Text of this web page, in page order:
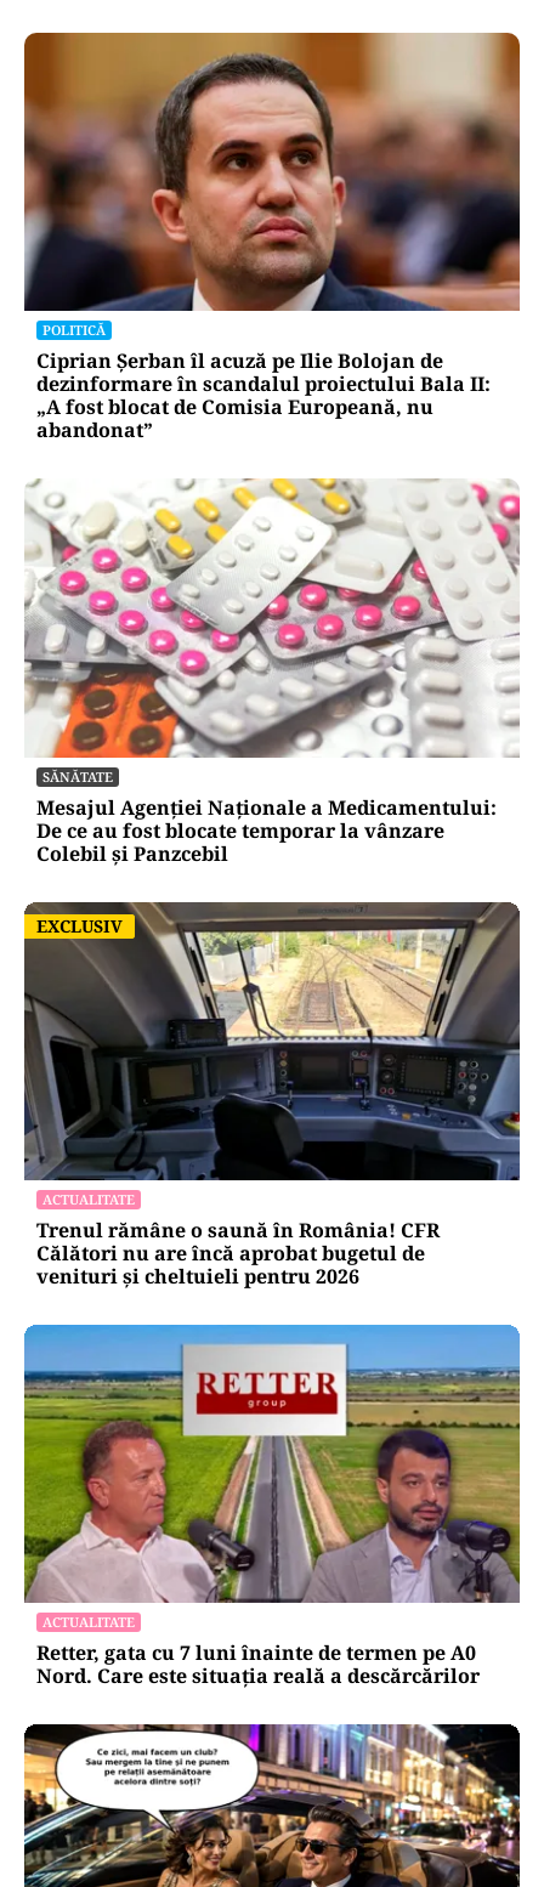
POLITICĂ
Ciprian Șerban îl acuză pe Ilie Bolojan de
dezinformare în scandalul proiectului Bala II:
„A fost blocat de Comisia Europeană, nu
abandonat”
SĂNĂTATE
Mesajul Agenției Naționale a Medicamentului:
De ce au fost blocate temporar la vânzare
Colebil și Panzcebil
EXCLUSIV
EXCLUSIV
ACTUALITATE
Trenul rămâne o saună în România! CFR
Călători nu are încă aprobat bugetul de
venituri și cheltuieli pentru 2026
ACTUALITATE
Retter, gata cu 7 luni înainte de termen pe A0
Nord. Care este situația reală a descărcărilor